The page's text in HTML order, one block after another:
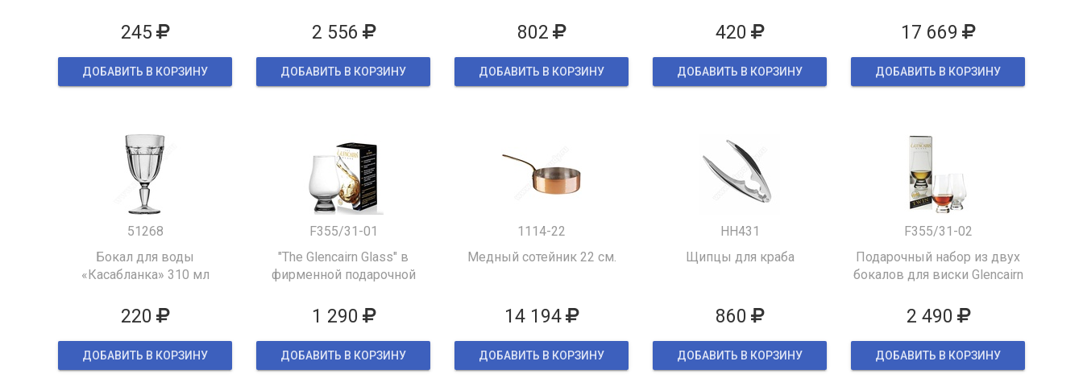
245
ДОБАВИТЬ В КОРЗИНУ
2 556
ДОБАВИТЬ В КОРЗИНУ
802
ДОБАВИТЬ В КОРЗИНУ
420
ДОБАВИТЬ В КОРЗИНУ
17 669
ДОБАВИТЬ В КОРЗИНУ
51268
Бокал для воды
«Касабланка» 310 мл
220
ДОБАВИТЬ В КОРЗИНУ
F355/31-01
"The Glencairn Glass" в
фирменной подарочной
1 290
ДОБАВИТЬ В КОРЗИНУ
1114-22
Медный сотейник 22 см.
14 194
ДОБАВИТЬ В КОРЗИНУ
HH431
Щипцы для краба
860
ДОБАВИТЬ В КОРЗИНУ
F355/31-02
Подарочный набор из двух
бокалов для виски Glencairn
2 490
ДОБАВИТЬ В КОРЗИНУ